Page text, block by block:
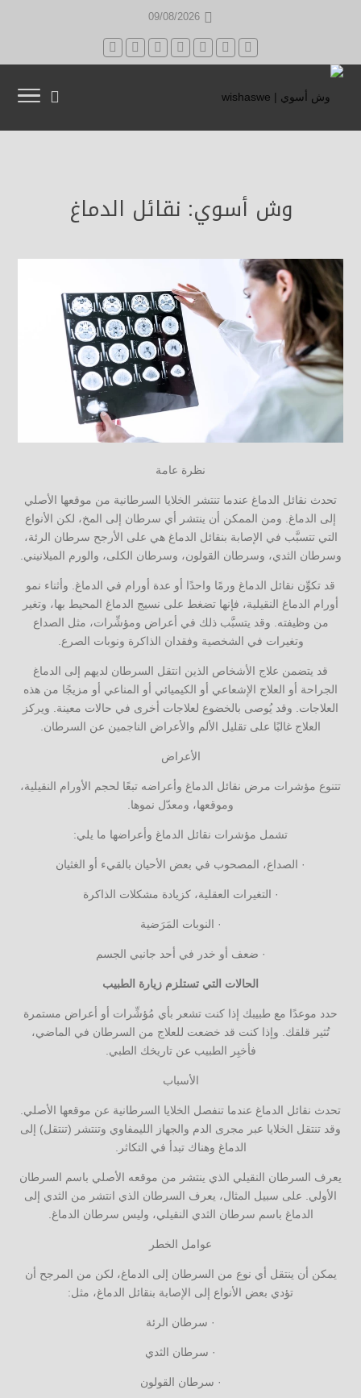
09/08/2026
وش أسوي: نقائل الدماغ
نظرة عامة
تحدث نقائل الدماغ عندما تنتشر الخلايا السرطانية من موقعها الأصلي
إلى الدماغ. ومن الممكن أن ينتشر أي سرطان إلى المخ، لكن الأنواع
التي تتسبَّب في الإصابة بنقائل الدماغ هي على الأرجح سرطان الرئة،
وسرطان الثدي، وسرطان القولون، وسرطان الكلى، والورم الميلانيني.
قد تكوِّن نقائل الدماغ ورمًا واحدًا أو عدة أورام في الدماغ. وأثناء نمو
أورام الدماغ النقيلية، فإنها تضغط على نسيج الدماغ المحيط بها، وتغير
من وظيفته. وقد يتسبَّب ذلك في أعراض ومؤشِّرات، مثل الصداع
وتغيرات في الشخصية وفقدان الذاكرة ونوبات الصرع.
قد يتضمن علاج الأشخاص الذين انتقل السرطان لديهم إلى الدماغ
الجراحة أو العلاج الإشعاعي أو الكيميائي أو المناعي أو مزيجًا من هذه
العلاجات. وقد يُوصى بالخضوع لعلاجات أخرى في حالات معينة. ويركز
العلاج غالبًا على تقليل الألم والأعراض الناجمين عن السرطان.
الأعراض
تتنوع مؤشرات مرض نقائل الدماغ وأعراضه تبعًا لحجم الأورام النقيلية،
وموقعها، ومعدّل نموها.
تشمل مؤشرات نقائل الدماغ وأعراضها ما يلي:
· الصداع، المصحوب في بعض الأحيان بالقيء أو الغثيان
· التغيرات العقلية، كزيادة مشكلات الذاكرة
· النوبات المَرَضية
· ضعف أو خدر في أحد جانبي الجسم
الحالات التي تستلزم زيارة الطبيب
حدد موعدًا مع طبيبك إذا كنت تشعر بأي مُؤشِّرات أو أعراض مستمرة
تُثير قلقك. وإذا كنت قد خضعت للعلاج من السرطان في الماضي،
فأخبِر الطبيب عن تاريخك الطبي.
الأسباب
تحدث نقائل الدماغ عندما تنفصل الخلايا السرطانية عن موقعها الأصلي.
وقد تنتقل الخلايا عبر مجرى الدم والجهاز الليمفاوي وتنتشر (تنتقل) إلى
الدماغ وهناك تبدأ في التكاثر.
يعرف السرطان النقيلي الذي ينتشر من موقعه الأصلي باسم السرطان
الأولي. على سبيل المثال، يعرف السرطان الذي انتشر من الثدي إلى
الدماغ باسم سرطان الثدي النقيلي، وليس سرطان الدماغ.
عوامل الخطر
يمكن أن ينتقل أي نوع من السرطان إلى الدماغ، لكن من المرجح أن
تؤدي بعض الأنواع إلى الإصابة بنقائل الدماغ، مثل:
· سرطان الرئة
· سرطان الثدي
· سرطان القولون